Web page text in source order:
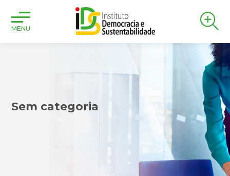
MENU
Sem categoria